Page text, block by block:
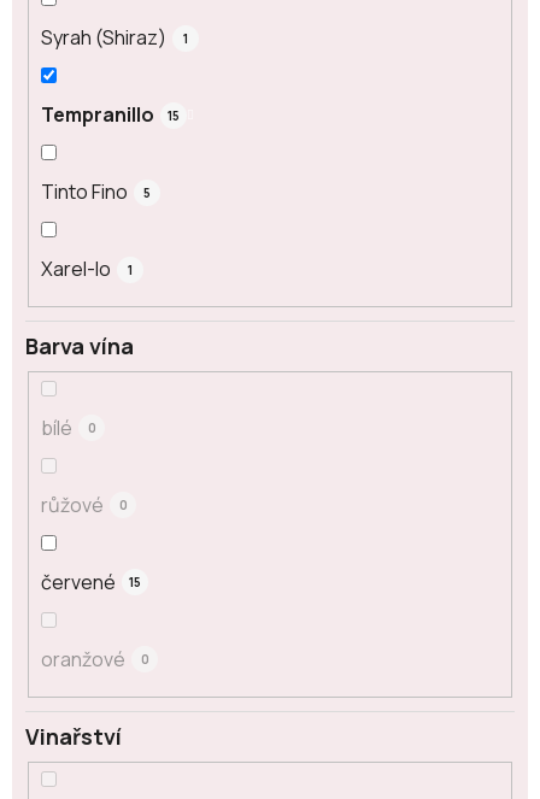
Syrah (Shiraz) 1
Tempranillo 15
Tinto Fino 5
Xarel-lo 1
Barva vína
bílé 0
růžové 0
červené 15
oranžové 0
Vinařství